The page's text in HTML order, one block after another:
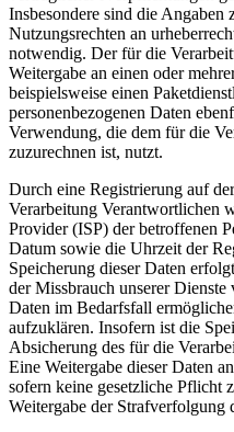
Insbesondere sind die Angaben
Nutzungsrechten an
notwendig. Der für die
Weitergabe an einen oder
beispielsweise einen
personenbezogenen Daten
Verwendung, die dem für die
zuzurechnen ist, nutzt.
Durch eine Registrierung auf
Verarbeitung Verantwortlichen
Provider (ISP) der betroffenen
Datum sowie die Uhrzeit der
Speicherung dieser Daten
der Missbrauch unserer
Daten im Bedarfsfall
aufzuklären. Insofern ist die
Absicherung des für die
Eine Weitergabe dieser Daten
sofern keine gesetzliche Pflicht
Weitergabe der Strafverfolgung